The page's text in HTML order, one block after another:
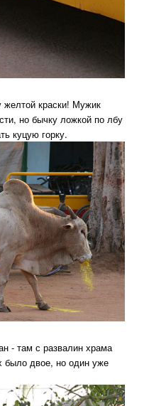
желтой краски! Мужик
но бычку ложкой по лбу
куцую горку.
- там с развалин храма
было двое, но один уже